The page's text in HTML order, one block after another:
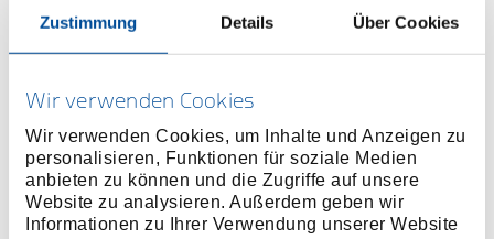
Zustimmung Details Über Cookies
Wir verwenden Cookies
Wir verwenden Cookies, um Inhalte und Anzeigen zu
personalisieren, Funktionen für soziale Medien
anbieten zu können und die Zugriffe auf unsere
Website zu analysieren. Außerdem geben wir
Informationen zu Ihrer Verwendung unserer Website
Produktlinie 4010886600122
Ausführung nach DIN 3113 Form B, ISO 3318, ISO
Größe 5 und 5,5 mm mit 6-kant Ring, ab 6 mm mit
UD-Profil
Chrom-Vanadium-Stahl 31CrV3, verchromt